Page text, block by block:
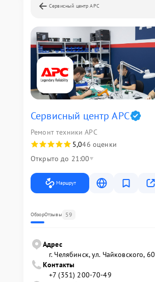
Сервисный центр APC
Сервисный центр APC
Ремонт техники APC
5,046 оценки
Открыто до 21:00
Маршрут
ОбзорОтзывы 59
Адрес
г. Челябинск, ул. Чайковского, 60
Контакты
+7 (351) 200-70-49